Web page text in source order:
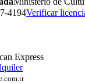
4194Verificar
Express